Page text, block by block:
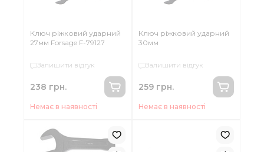
Ключ ріжковий ударний
27мм Forsage F-79127
Залишити відгук
238 грн.
Немає в наявності
Ключ ріжковий ударний
30мм
Залишити відгук
259 грн.
Немає в наявності